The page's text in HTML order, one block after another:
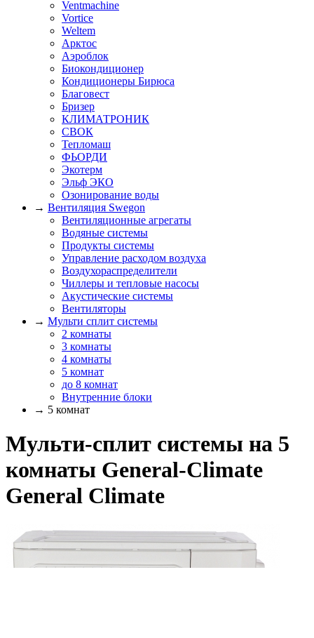
Ventmachine
Vortice
Weltem
Арктос
Аэроблок
Биокондиционер
Кондиционеры Бирюса
Благовест
Бризер
КЛИМАТРОНИК
СВОК
Тепломаш
ФЬОРДИ
Экотерм
Эльф ЭКО
Озонирование воды
→ Вентиляция Swegon
Вентиляционные агрегаты
Водяные системы
Продукты системы
Управление расходом воздуха
Воздухораспределители
Чиллеры и тепловые насосы
Акустические системы
Вентиляторы
→ Мульти сплит системы
2 комнаты
3 комнаты
4 комнаты
5 комнат
до 8 комнат
Внутренние блоки
→ 5 комнат
Мульти-сплит системы на 5
комнаты General-Climate
General Climate